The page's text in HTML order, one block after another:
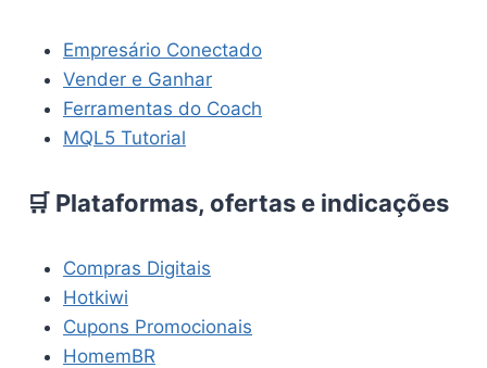
Empresário Conectado
Vender e Ganhar
Ferramentas do Coach
MQL5 Tutorial
🛒 Plataformas, ofertas e indicações
Compras Digitais
Hotkiwi
Cupons Promocionais
HomemBR